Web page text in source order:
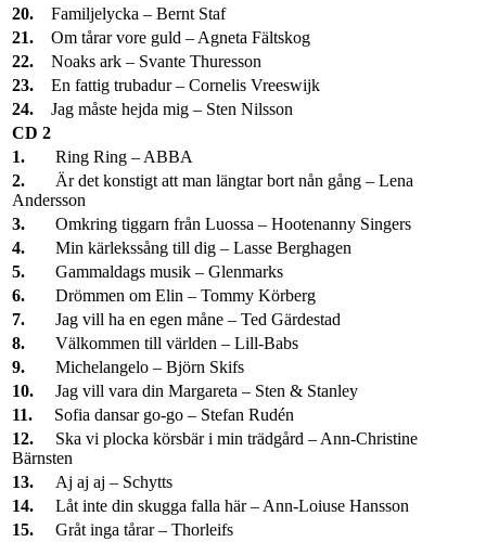
20. Familjelycka – Bernt Staf
21. Om tårar vore guld – Agneta Fältskog
22. Noaks ark – Svante Thuresson
23. En fattig trubadur – Cornelis Vreeswijk
24. Jag måste hejda mig – Sten Nilsson
CD 2
1. Ring Ring – ABBA
2. Är det konstigt att man längtar bort nån gång – Lena
Andersson
3. Omkring tiggarn från Luossa – Hootenanny Singers
4. Min kärlekssång till dig – Lasse Berghagen
5. Gammaldags musik – Glenmarks
6.
Drömmen om Elin – Tommy Körberg
7. Jag vill ha en egen måne – Ted Gärdestad
8.
Välkommen till världen – Lill-Babs
9. Michelangelo – Björn Skifs
10. Jag vill vara din Margareta – Sten & Stanley
11. Sofia dansar go-go – Stefan Rudén
12. Ska vi plocka körsbär i min trädgård – Ann-Christine
Bärnsten
13. Aj aj aj – Schytts
14. Låt inte din skugga falla här – Ann-Loiuse Hansson
15. Gråt inga tårar – Thorleifs